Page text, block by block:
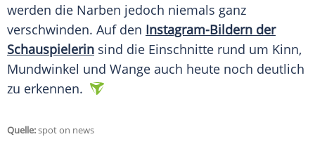
werden die Narben jedoch niemals ganz
verschwinden. Auf den Instagram-Bildern der
Schauspielerin sind die Einschnitte rund um Kinn,
Mundwinkel und Wange auch heute noch deutlich
zu erkennen.
Quelle:spot on news